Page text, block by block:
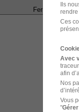
Fermer
Ils
rendre
Ces
Avec
afin
Nos
Vous
"